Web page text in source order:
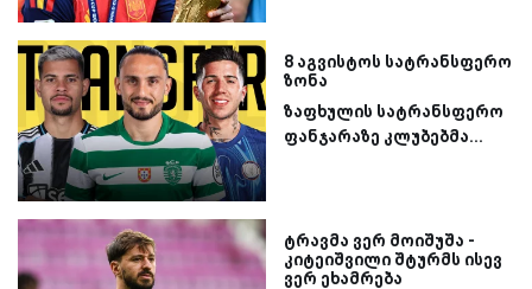
8 აგვისტოს სატრანსფერო
ზონა
ზაფხულის სატრანსფერო
ფანჯარაზე კლუბებმა...
ტრავმა ვერ მოიშუშა -
კიტეიშვილი შტურმს ისევ
ვერ ეხამრება